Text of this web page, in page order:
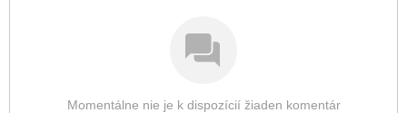
Momentálne nie je k dispozícií žiaden komentár